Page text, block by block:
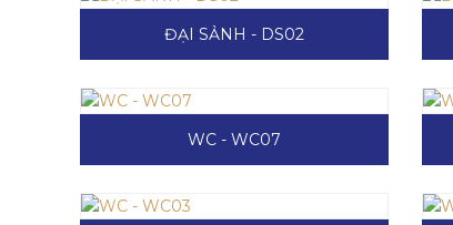
ĐẠI SẢNH - DS02
WC - WC07